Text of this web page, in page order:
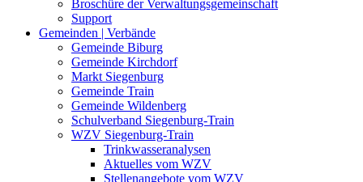
Broschüre der Verwaltungsgemeinschaft
Support
Gemeinden | Verbände
Gemeinde Biburg
Gemeinde Kirchdorf
Markt Siegenburg
Gemeinde Train
Gemeinde Wildenberg
Schulverband Siegenburg-Train
WZV Siegenburg-Train
Trinkwasseranalysen
Aktuelles vom WZV
Stellenangebote vom WZV